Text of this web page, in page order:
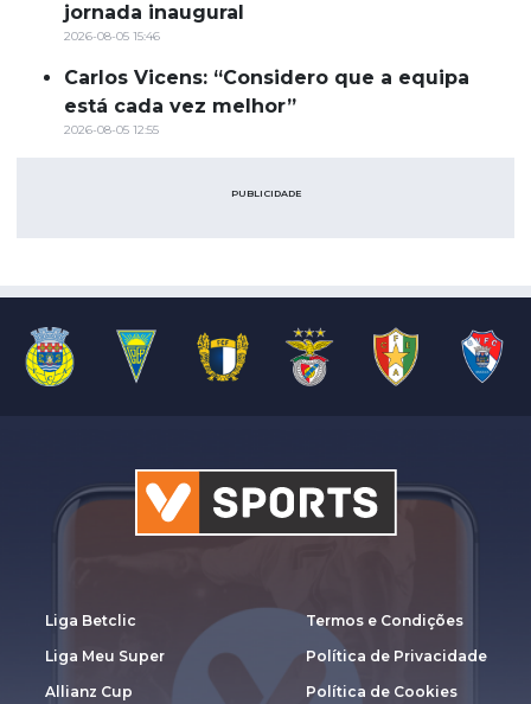
jornada inaugural
2026-08-05 15:46
Carlos Vicens: “Considero que a equipa
está cada vez melhor”
2026-08-05 12:55
PUBLICIDADE
Liga Betclic
Liga Meu Super
Allianz Cup
Termos e Condições
Política de Privacidade
Política de Cookies